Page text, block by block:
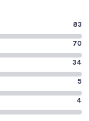
83
70
34
5
4